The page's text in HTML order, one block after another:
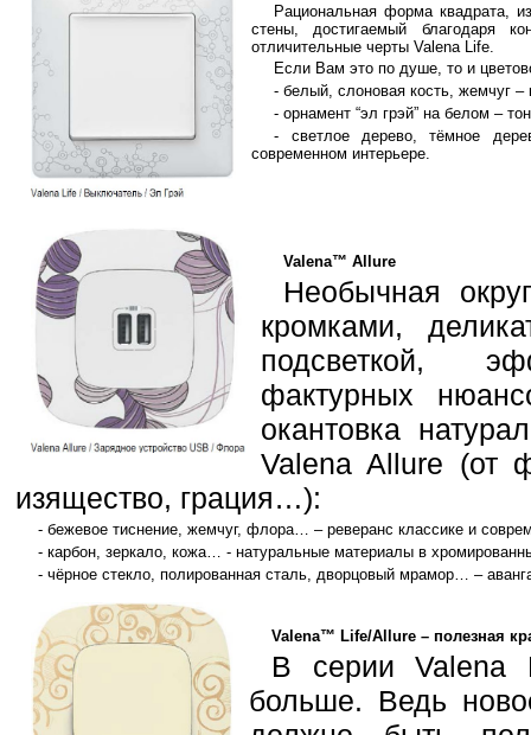
Рациональная форма квадрата,
стены, достигаемый благодаря
отличительные черты Valena Life.
Если Вам это по душе, то и
- белый, слоновая кость, жемчуг –
- орнамент “эл грэй” на белом –
- светлое дерево, тёмное
современном интерьере.
Valena™ Allure
Необычная
кромками,
подсветкой,
фактурных
окантовка
Valena Allure (от
изящество, грация…):
- бежевое тиснение, жемчуг, флора… – реверанс классике и
- карбон, зеркало, кожа… - натуральные материалы в
- чёрное стекло, полированная сталь, дворцовый мрамор… –
Valena™ Life/Allure – полезная
В серии Valena
больше. Ведь